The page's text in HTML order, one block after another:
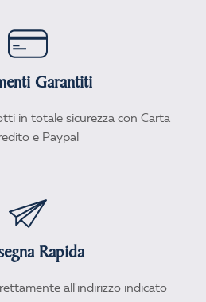
Garantiti
in totale sicurezza con Carta
e Paypal
Rapida
all'indirizzo indicato